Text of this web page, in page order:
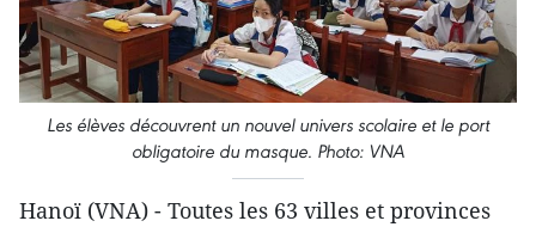
Les élèves découvrent un nouvel univers scolaire et le port
obligatoire du masque. Photo: VNA
Hanoï (VNA) - Toutes les 63 villes et provinces